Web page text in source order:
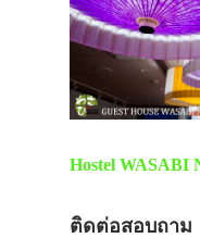
Hostel WASABI
ติดต่อสอบถาม